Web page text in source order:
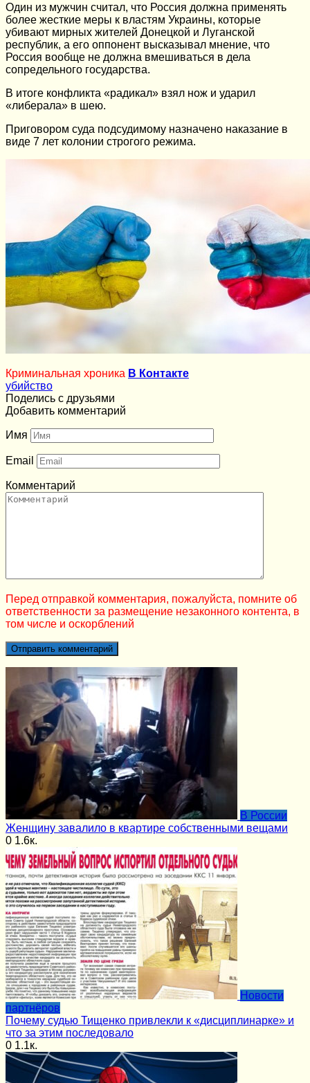
Один из мужчин считал, что Россия должна применять
более жесткие меры к властям Украины, которые
убивают мирных жителей Донецкой и Луганской
республик, а его оппонент высказывал мнение, что
Россия вообще не должна вмешиваться в дела
сопредельного государства.
В итоге конфликта «радикал» взял нож и ударил
«либерала» в шею.
Приговором суда подсудимому назначено наказание в
виде 7 лет колонии строгого режима.
Криминальная хроника В Контакте
убийство
Поделись с друзьями
Добавить комментарий
Имя
Email
Комментарий
Перед отправкой комментария, пожалуйста, помните об
ответственности за размещение незаконного контента, в
том числе и оскорблений
В России
Женщину завалило в квартире собственными вещами
0 1.6к.
Новости
партнёров
Почему судью Тищенко привлекли к «дисциплинарке» и
что за этим последовало
0 1.1к.